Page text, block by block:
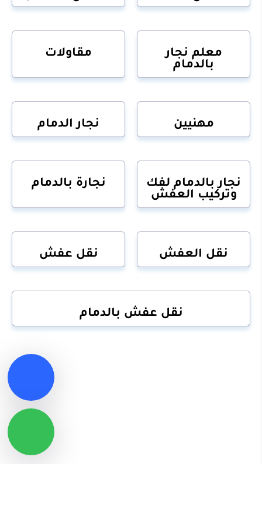
معلم نجار
بالدمام
مقاولات
مهنيين نجار الدمام
نجار بالدمام لفك
وتركيب العفش
نجارة بالدمام
نقل العفش نقل عفش
نقل عفش بالدمام